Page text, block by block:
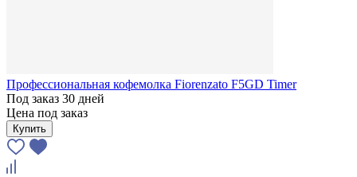
Профессиональная кофемолка Fiorenzato F5GD Timer
Под заказ 30 дней
Цена под заказ
Купить